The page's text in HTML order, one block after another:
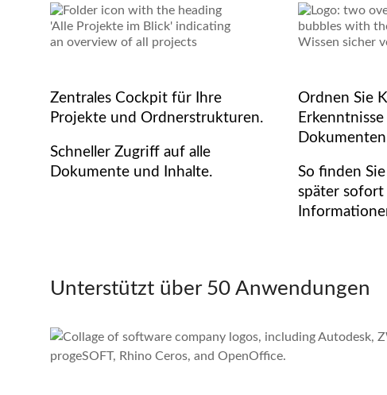
Zentrales Cockpit für Ihre
Projekte und Ordnerstrukturen.
Schneller Zugriff auf alle
Dokumente und Inhalte.
Ordnen Sie
So finden
später
Unterstützt über 50 Anwendungen